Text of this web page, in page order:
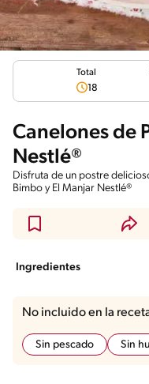
Total
18
Canelones de
Nestlé®
Disfruta de un postre
Bimbo y El Manjar Nestlé®
Ingredientes
No incluido en la
Sin pescado Sin